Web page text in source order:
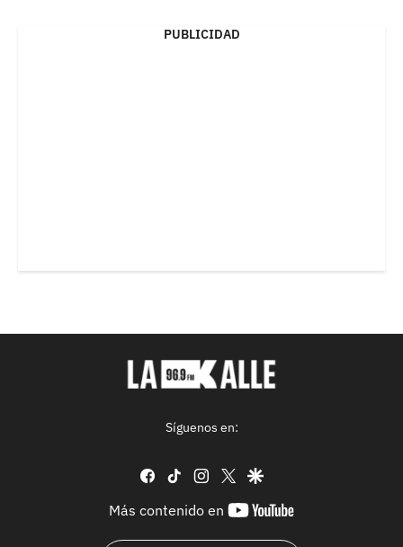
PUBLICIDAD
Síguenos en:
facebook
tiktok instagram
twittergoogle
Más contenido en
youtube-